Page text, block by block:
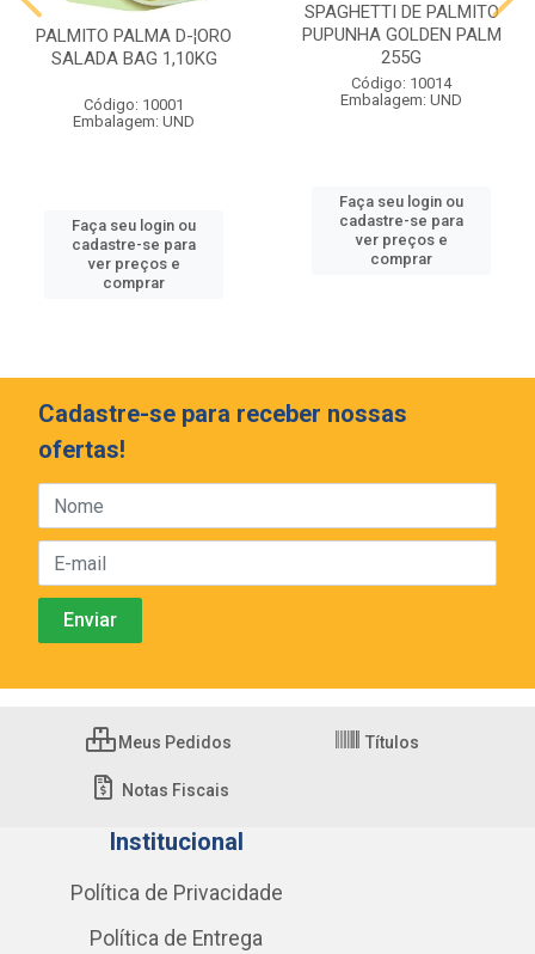
PALMITO PALMA D-¦ORO
SALADA BAG 1,10KG
Código: 10001
Embalagem: UND
Faça seu login ou
cadastre-se para
ver preços e
comprar
SPAGHETTI DE PALMITO
PUPUNHA GOLDEN PALM
255G
Código: 10014
Embalagem: UND
Faça seu login ou
cadastre-se para
ver preços e
comprar
Cadastre-se para receber nossas
ofertas!
Meus Pedidos Títulos
Notas Fiscais
Institucional
Política de Privacidade
Política de Entrega